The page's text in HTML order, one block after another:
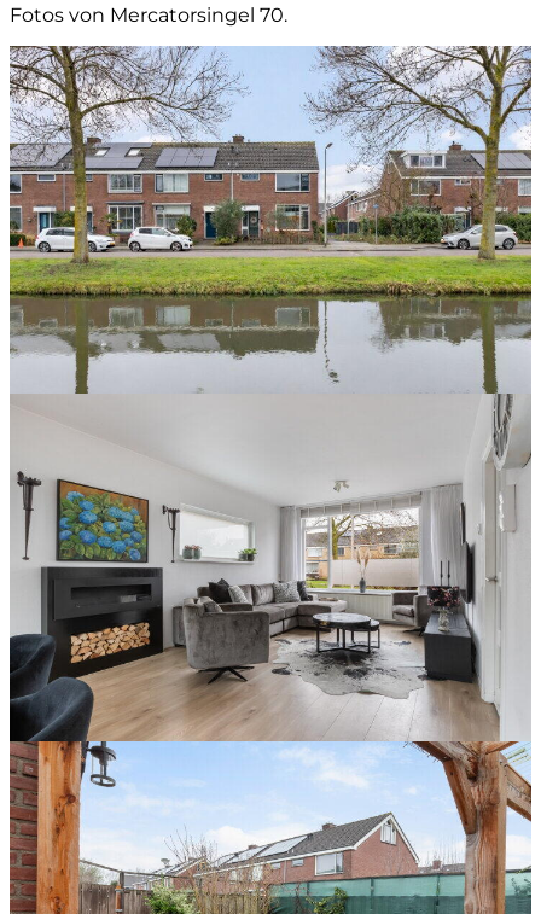
Fotos von Mercatorsingel 70.